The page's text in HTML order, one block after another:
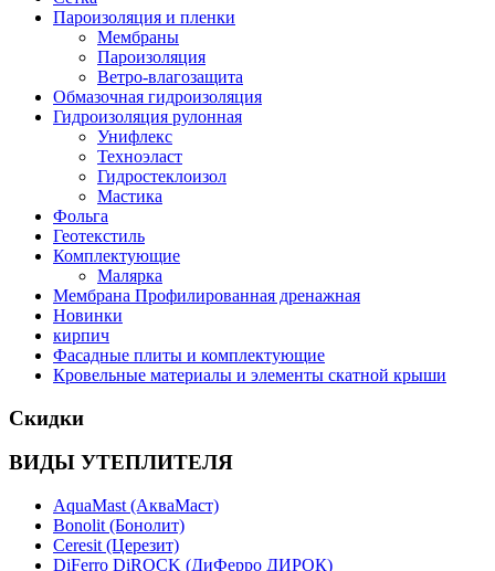
Пароизоляция и пленки
Мембраны
Пароизоляция
Ветро-влагозащита
Обмазочная гидроизоляция
Гидроизоляция рулонная
Унифлекс
Техноэласт
Гидростеклоизол
Мастика
Фольга
Геотекстиль
Комплектующие
Малярка
Мембрана Профилированная дренажная
Новинки
кирпич
Фасадные плиты и комплектующие
Кровельные материалы и элементы скатной крыши
Скидки
ВИДЫ УТЕПЛИТЕЛЯ
AquaMast (АкваМаст)
Bonolit (Бонолит)
Ceresit (Церезит)
DiFerro DiROCK (ДиФерро ДИРОК)